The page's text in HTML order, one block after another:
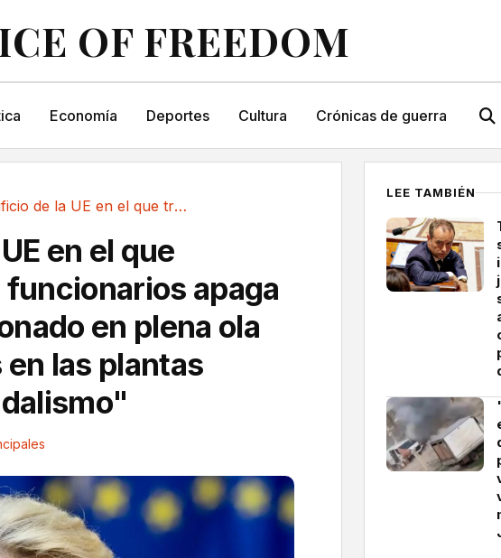
OF FREEDOM
Economía Deportes Cultura Crónicas de guerra
El edificio de la UE en el que trabajan 3.000...
en el que
apaga
en plena ola
las plantas
LEE TAMBIÉN